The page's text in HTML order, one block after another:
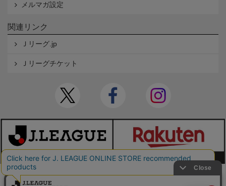
メルマガ設定
関連リンク
Ｊリーグ.jp
Ｊリーグチケット